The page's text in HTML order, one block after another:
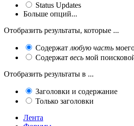
Status Updates
Больше опций...
Отобразить результаты, которые ...
Содержат любую часть
Содержат весь мой
Отобразить результаты в ...
Заголовки и содержание
Только заголовки
Лента